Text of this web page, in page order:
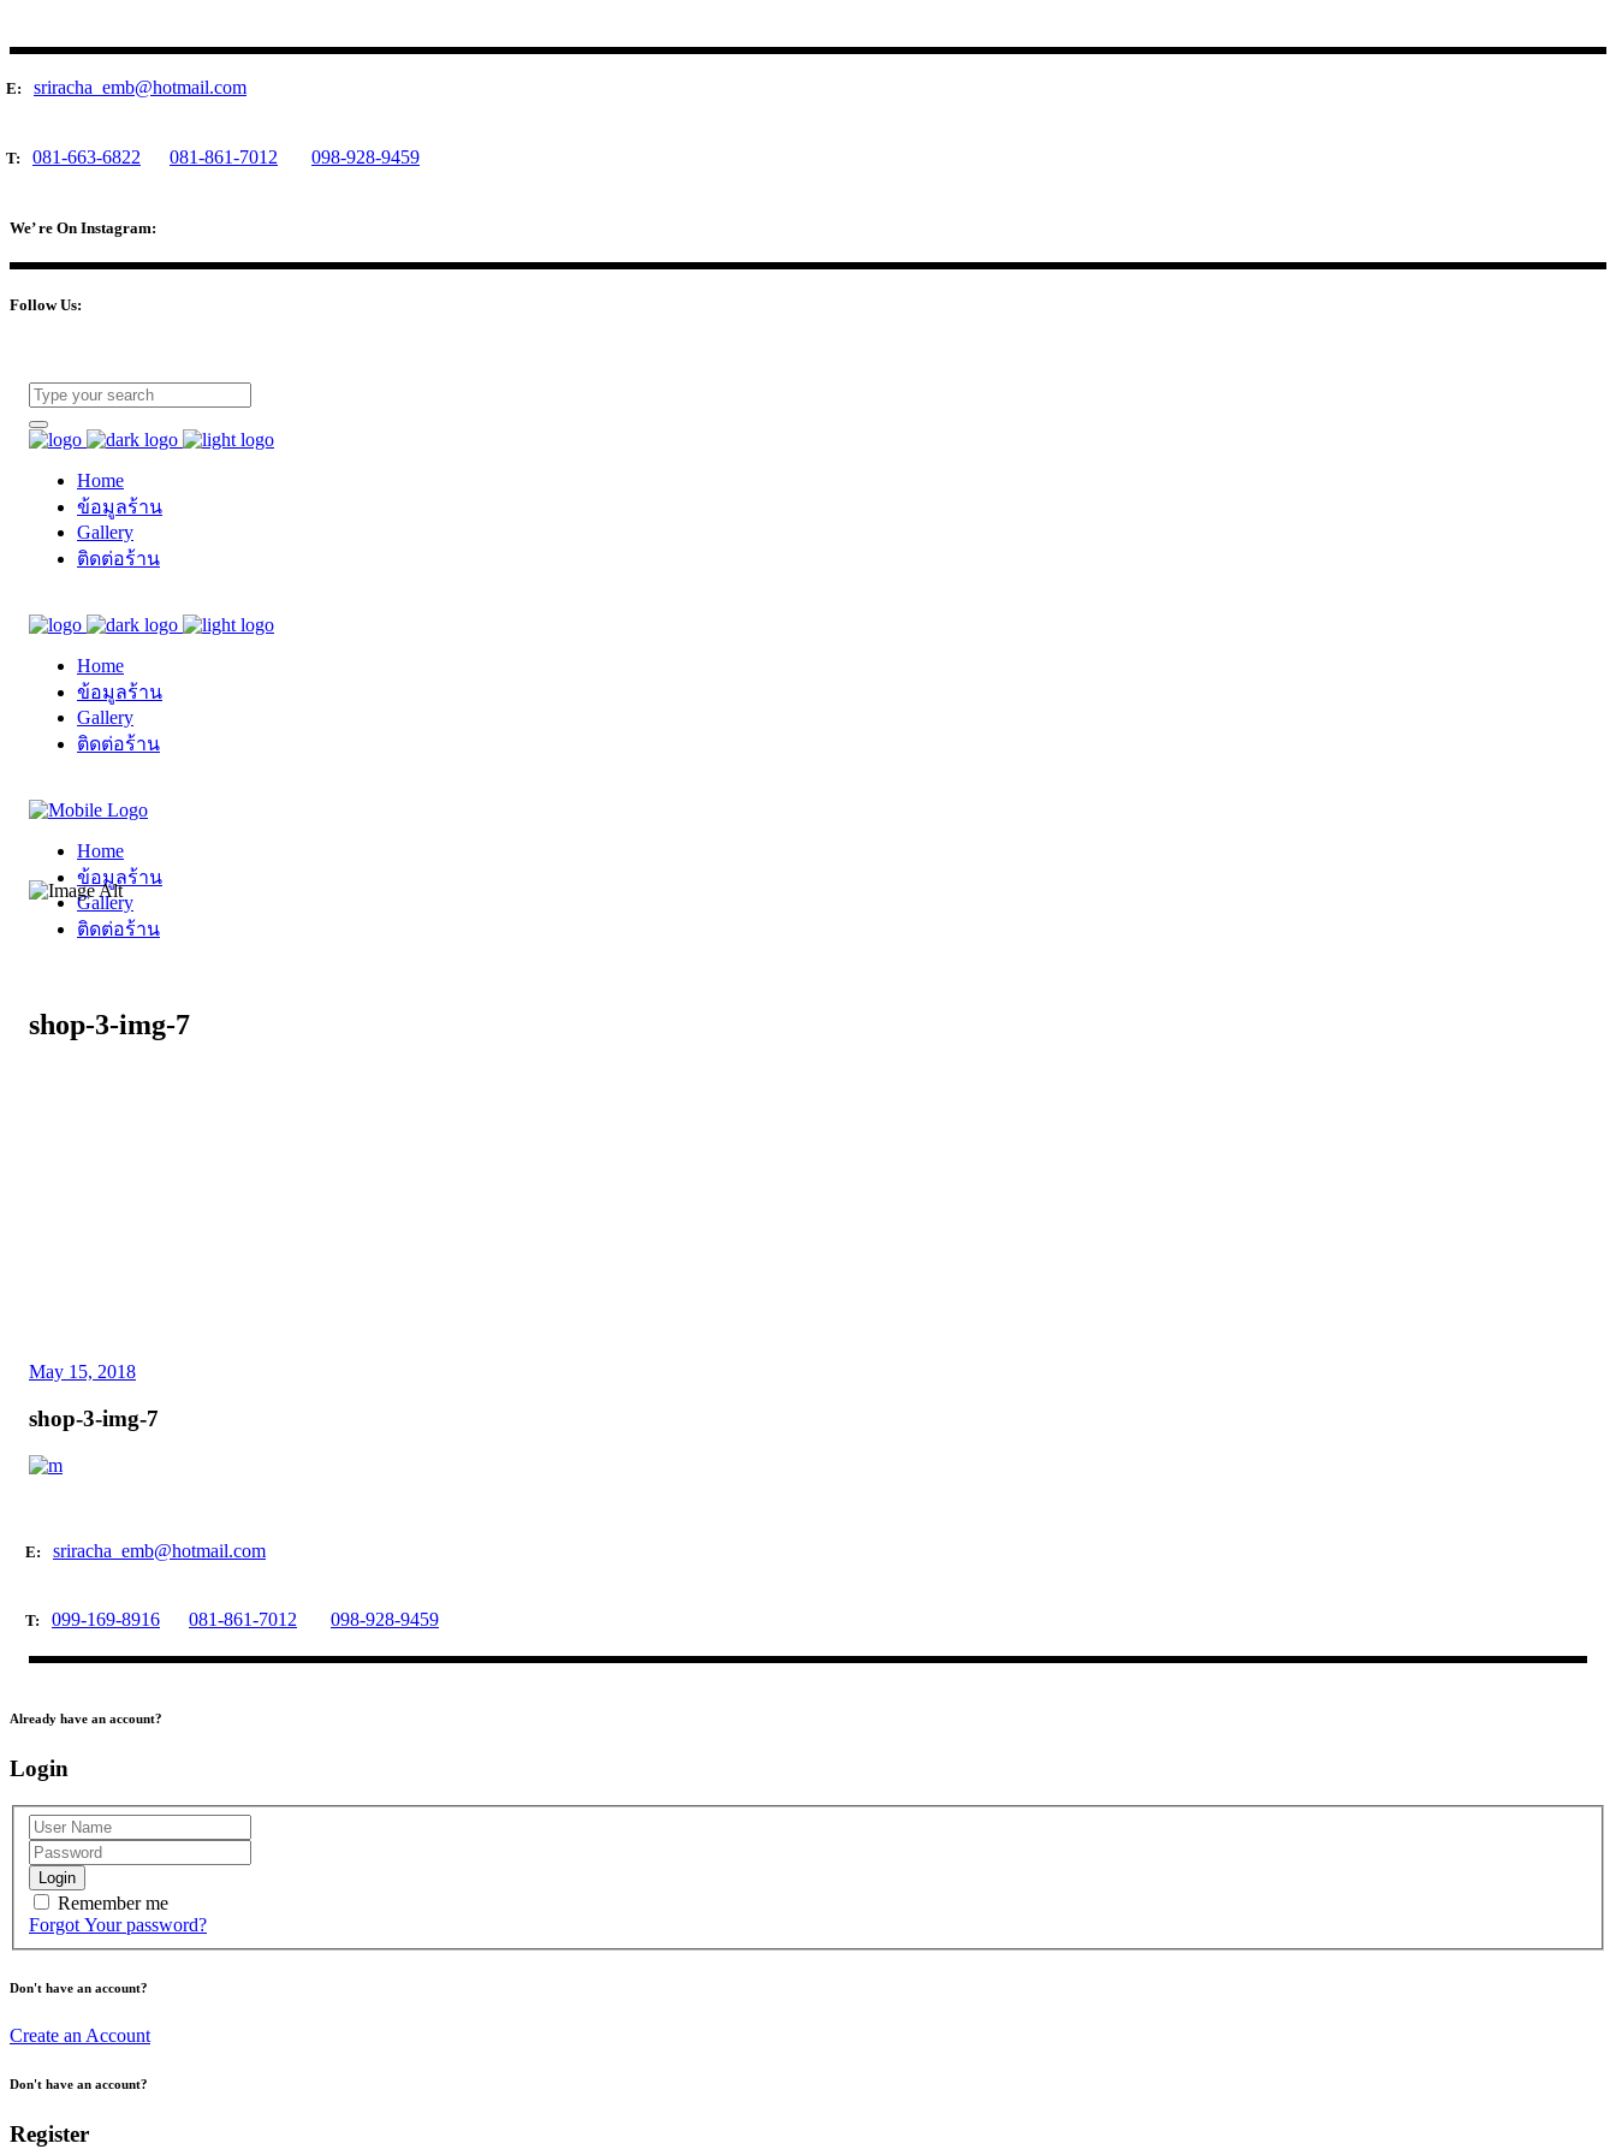
E: sriracha_emb@hotmail.com
T: 081-663-6822 081-861-7012 098-928-9459
We’ re On Instagram:
Follow Us:
Home
ข้อมูลร้าน
Gallery
ติดต่อร้าน
Home
ข้อมูลร้าน
Gallery
ติดต่อร้าน
Home
ข้อมูลร้าน
Gallery
ติดต่อร้าน
shop-3-img-7
May 15, 2018
shop-3-img-7
E: sriracha_emb@hotmail.com
T: 099-169-8916 081-861-7012 098-928-9459
Already have an account?
Login
Login
Remember me
Forgot Your password?
Don't have an account?
Create an Account
Don't have an account?
Register